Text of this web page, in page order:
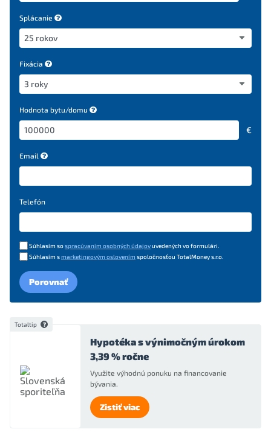
Splácanie
Fixácia
Hodnota bytu/domu
€
Email
Telefón
Súhlasím sospracúvaním osobných údajovuvedených vo formulári.
Súhlasím smarketingovým oslovením spoločnosťou TotalMoney s.r.o.
Porovnať
Totaltip
Hypotéka s výnimočným úrokom
3,39 % ročne
Využite výhodnú ponuku na financovanie
bývania.
Zistiť viac